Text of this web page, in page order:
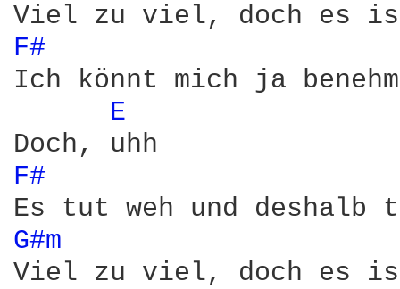
F#
Ich könnt mich ja
E
F#
G#m